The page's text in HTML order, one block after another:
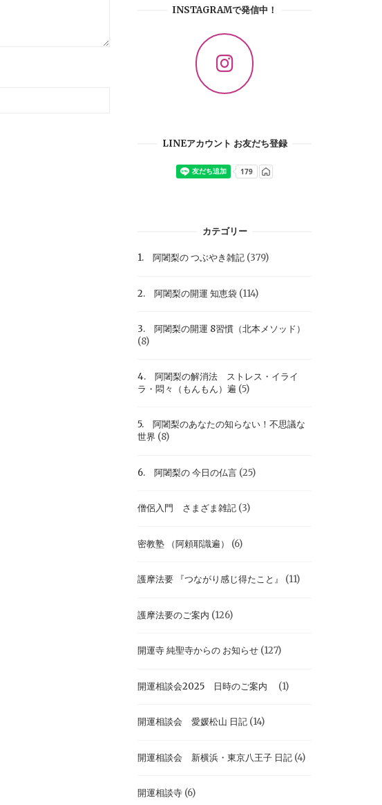
INSTAGRAMで発信中！
LINEアカウント お友だち登録
カテゴリー
1. 阿闍梨の つぶやき雑記 (379)
2. 阿闍梨の開運 知恵袋 (114)
3. 阿闍梨の開運 8習慣（北本メソッド）
(8)
4. 阿闍梨の解消法 ストレス・イライ
ラ・悶々（もんもん）遍 (5)
5. 阿闍梨のあなたの知らない！不思議な
世界 (8)
6. 阿闍梨の 今日の仏言 (25)
僧侶入門 さまざま雑記 (3)
密教塾 （阿頼耶識遍） (6)
護摩法要 『つながり感じ得たこと』 (11)
護摩法要のご案内 (126)
開運寺 純聖寺からの お知らせ (127)
開運相談会2025 日時のご案内 (1)
開運相談会 愛媛松山 日記 (14)
開運相談会 新横浜・東京八王子 日記 (4)
開運相談寺 (6)